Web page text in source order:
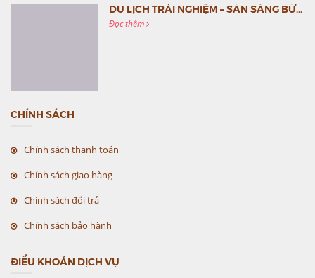
DU LỊCH TRẢI NGHIỆM – SẴN SÀNG BỨT PHÁ CÙNG MC VIỆT NAM
Đọc thêm
CHÍNH SÁCH
Chính sách thanh toán
Chính sách giao hàng
Chính sách đổi trả
Chính sách bảo hành
ĐIỀU KHOẢN DỊCH VỤ